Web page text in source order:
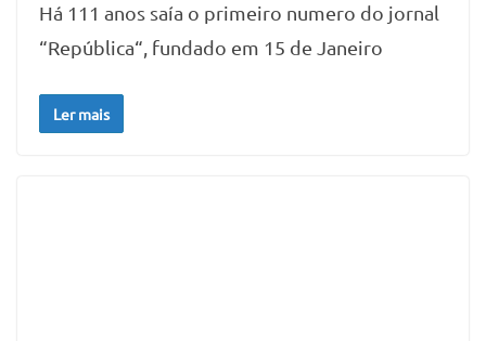
Há 111 anos saía o primeiro numero do jornal
“República“, fundado em 15 de Janeiro
Ler mais